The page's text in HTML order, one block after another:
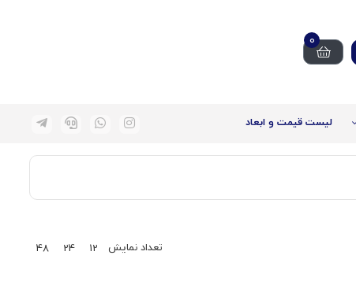
0
لیست قیمت و ابعاد
تعداد نمایش 12
24
48